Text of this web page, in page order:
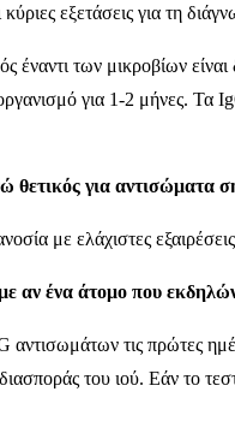
εξετάσεις για τη
των μικροβίων
για 1-2 μήνες. Τα
για αντισώματα
με ελάχιστες
αν ένα άτομο που
τις πρώτες
του ιού. Εάν το